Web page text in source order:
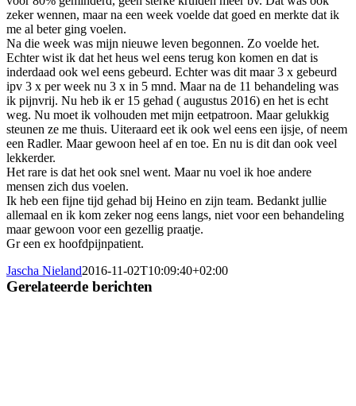
zeker wennen, maar na een week voelde dat goed en merkte dat ik
me al beter ging voelen.
Na die week was mijn nieuwe leven begonnen. Zo voelde het.
Echter wist ik dat het heus wel eens terug kon komen en dat is
inderdaad ook wel eens gebeurd. Echter was dit maar 3 x gebeurd
ipv 3 x per week nu 3 x in 5 mnd. Maar na de 11 behandeling was
ik pijnvrij. Nu heb ik er 15 gehad ( augustus 2016) en het is echt
weg. Nu moet ik volhouden met mijn eetpatroon. Maar gelukkig
steunen ze me thuis. Uiteraard eet ik ook wel eens een ijsje, of neem
een Radler. Maar gewoon heel af en toe. En nu is dit dan ook veel
lekkerder.
Het rare is dat het ook snel went. Maar nu voel ik hoe andere
mensen zich dus voelen.
Ik heb een fijne tijd gehad bij Heino en zijn team. Bedankt jullie
allemaal en ik kom zeker nog eens langs, niet voor een behandeling
maar gewoon voor een gezellig praatje.
Gr een ex hoofdpijnpatient.
Jascha Nieland2016-11-02T10:09:40+02:00
Gerelateerde berichten